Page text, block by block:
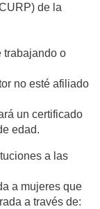
de la
trabajando o
no esté afiliado
un certificado
edad.
a las
a mujeres que
a través de: